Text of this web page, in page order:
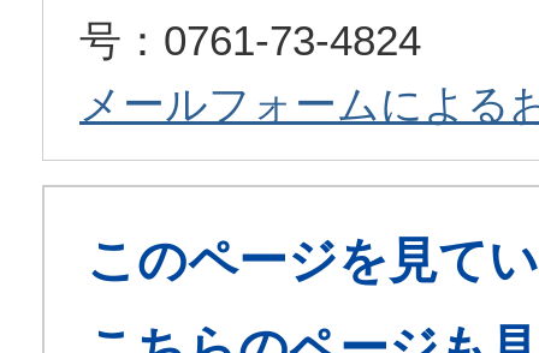
号：0761-73-4824
メールフォームによる
このページを見て